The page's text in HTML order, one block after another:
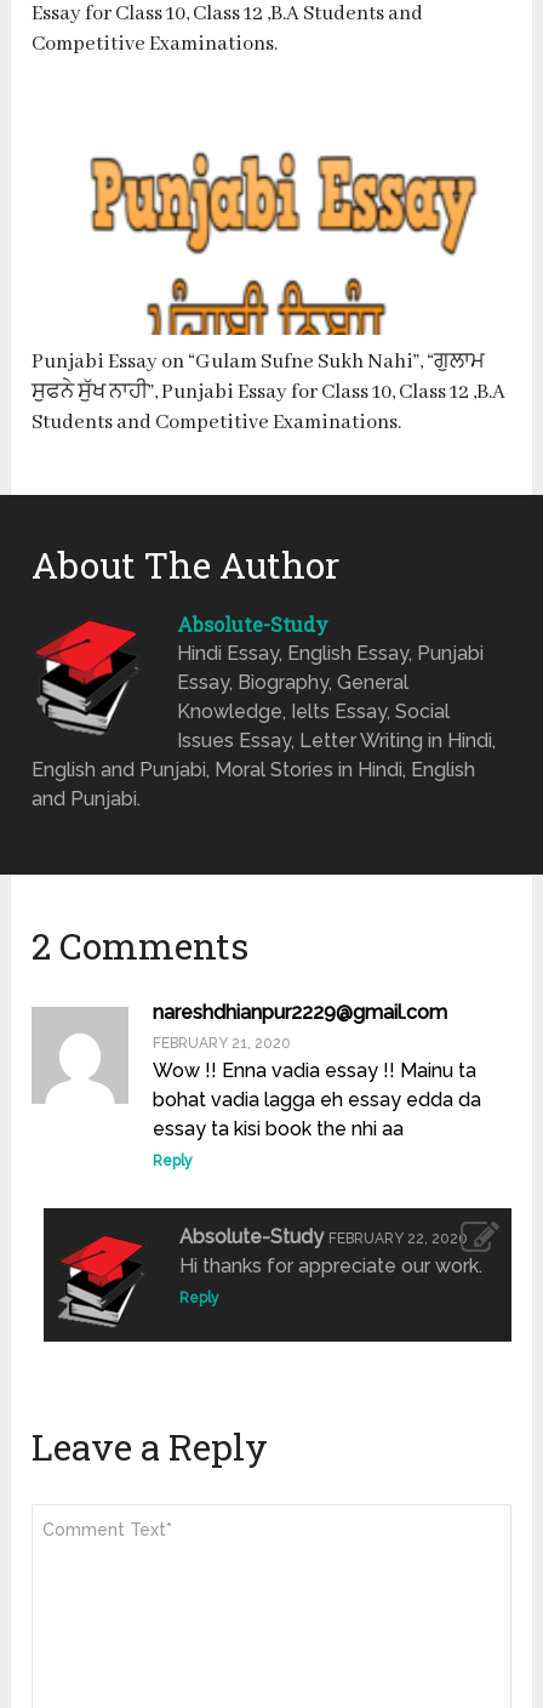
Essay for Class 10, Class 12 ,B.A Students and
Competitive Examinations.
Punjabi Essay on “Gulam Sufne Sukh Nahi”, “ਗੁਲਾਮ
ਸੁਫਨੇ ਸੁੱਖ ਨਾਹੀ”, Punjabi Essay for Class 10, Class 12 ,B.A
Students and Competitive Examinations.
About The Author
Absolute-Study
Hindi Essay, English Essay, Punjabi
Essay, Biography, General
Knowledge, Ielts Essay, Social
Issues Essay, Letter Writing in Hindi,
English and Punjabi, Moral Stories in Hindi, English
and Punjabi.
2 Comments
nareshdhianpur2229@gmail.com
FEBRUARY 21, 2020
Wow !! Enna vadia essay !! Mainu ta
bohat vadia lagga eh essay edda da
essay ta kisi book the nhi aa
Reply
Absolute-Study FEBRUARY 22, 2020
Hi thanks for appreciate our work.
Reply
Leave a Reply